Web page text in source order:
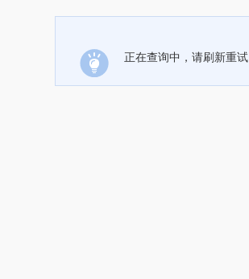
正在查询中，请刷新重试